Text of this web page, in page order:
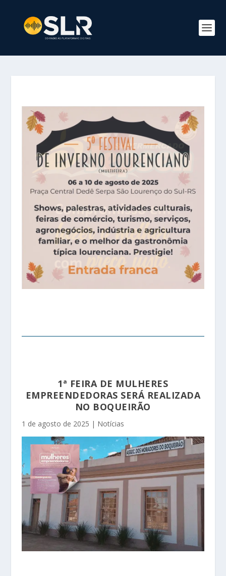
1ª FEIRA DE MULHERES
EMPREENDEDORAS SERÁ REALIZADA
NO BOQUEIRÃO
1 de agosto de 2025 | Notícias